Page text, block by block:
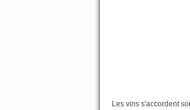
Les vins s'accordent